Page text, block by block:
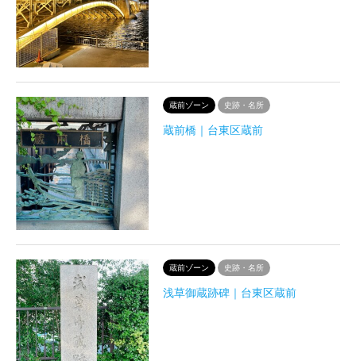
蔵前ゾーン 史跡・名所
蔵前橋｜台東区蔵前
蔵前ゾーン 史跡・名所
浅草御蔵跡碑｜台東区蔵前